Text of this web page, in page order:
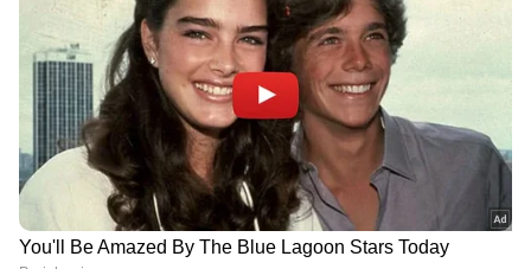
ജയിക്കുമായിരുന്നെന്ന ജി സുധാകരന്‍റെ
പരാമർശത്തോടാണ് പ്രതിഭയുടെ പ്രതികരണം.
വെള്ളാപ്പള്ളി നടേശനെതിരെയും കടുത്ത
വിമർശനമാണ് യു പ്രതിഭ ഉന്നയിക്കുന്നത്.
നിയമനടപടി സ്വീകരിക്കാൻ ജില്ലാ കമ്മറ്റിയിൽ
പാർട്ടിയുടെ അനുമതി തേടിയിരിക്കുകയാണ്
യു പ്രതിഭ.